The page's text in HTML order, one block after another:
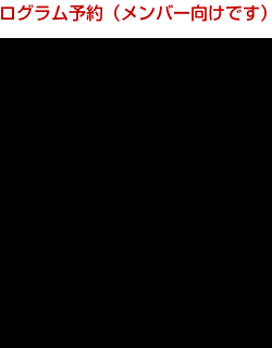
グラム予約（メンバー向けです）